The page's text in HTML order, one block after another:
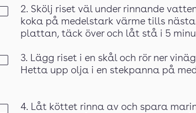
2. Skölj riset väl under rinnande
koka på medelstark värme tills
plattan, täck över och låt stå i 5
3. Lägg riset i en skål och rör ner
Hetta upp olja i en stekpanna på
4. Låt köttet rinna av och spara